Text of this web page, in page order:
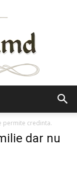
permite credinta.
dar nu